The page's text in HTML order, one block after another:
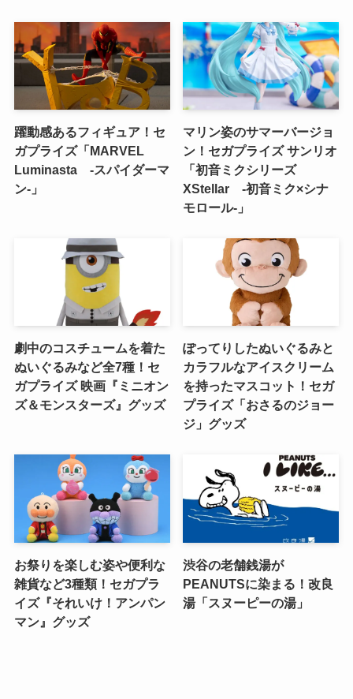
躍動感あるフィギュア！セ
ガプライズ「MARVEL
Luminasta ‐スパイダーマ
ン‐」
マリン姿のサマーバージョ
ン！セガプライズ サンリオ
「初音ミクシリーズ
XStellar ‐初音ミク×シナ
モロール‐」
劇中のコスチュームを着た
ぬいぐるみなど全7種！セ
ガプライズ 映画『ミニオン
ズ＆モンスターズ』グッズ
ぽってりしたぬいぐるみと
カラフルなアイスクリーム
を持ったマスコット！セガ
プライズ「おさるのジョー
ジ」グッズ
お祭りを楽しむ姿や便利な
雑貨など3種類！セガプラ
イズ『それいけ！アンパン
マン』グッズ
渋谷の老舗銭湯が
PEANUTSに染まる！改良
湯「スヌーピーの湯」